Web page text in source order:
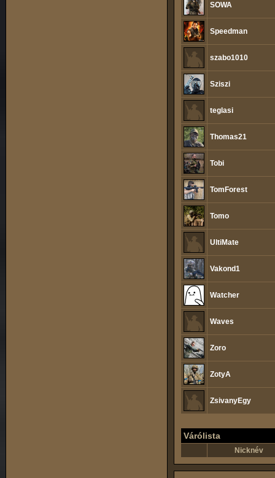
SOWA
Speedman
szabo1010
Sziszi
teglasi
Thomas21
Tobi
TomForest
Tomo
UltiMate
Vakond1
Watcher
Waves
Zoro
ZotyA
ZsivanyEgy
Várólista
Nicknév